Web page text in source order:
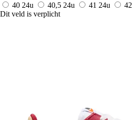
40 24u 40,5 24u 41 24u 42
Dit veld is verplicht